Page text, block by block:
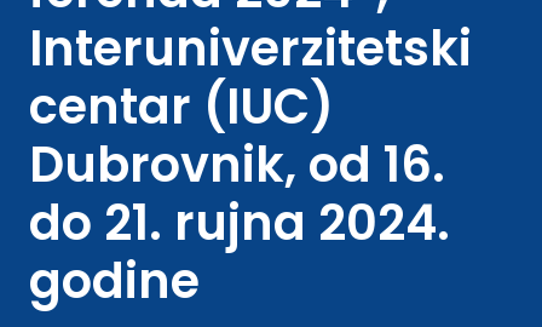
Interuniverzitetski
centar (IUC)
Dubrovnik, od 16.
do 21. rujna 2024.
godine